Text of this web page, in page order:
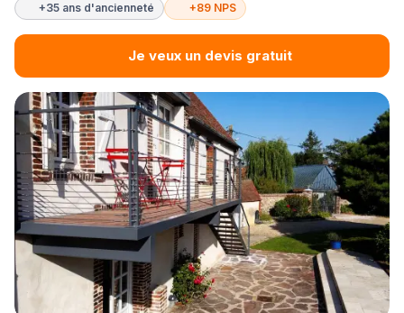
+35 ans d'ancienneté +89 NPS
Je veux un devis gratuit